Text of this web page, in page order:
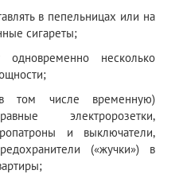
в пепельницах или на
сигареты;
несколько
том числе временную)
электророзетки,
и выключатели,
(«жучки») в